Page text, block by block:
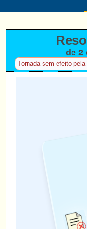
de 2
Tornada sem efeito pela